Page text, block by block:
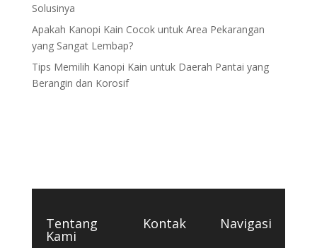
Solusinya
Apakah Kanopi Kain Cocok untuk Area Pekarangan
yang Sangat Lembap?
Tips Memilih Kanopi Kain untuk Daerah Pantai yang
Berangin dan Korosif
Tentang
Kami
Kontak Navigasi